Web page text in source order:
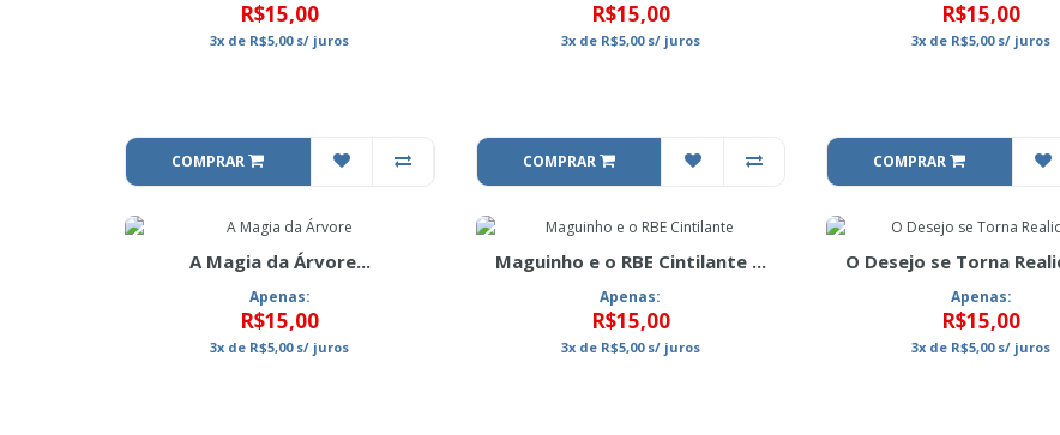
R$15,00
3x de R$5,00s/ juros
COMPRAR
R$15,00
3xde R$5,00s/ juros
COMPRAR
R$15,00
3x de R$5,00s/ juros
COMPRAR
A Magia da Árvore...
Apenas:
R$15,00
3x de R$5,00s/ juros
Maguinho e o RBE Cintilante ...
Apenas:
R$15,00
3xde R$5,00s/ juros
O Desejo se Torna
Apenas:
R$15,00
3x de R$5,00s/ juros